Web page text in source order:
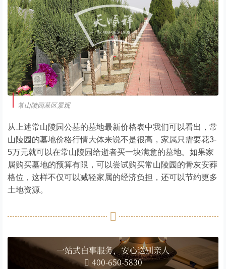
常山陵园墓区景观
从上述常山陵园公墓的墓地最新价格表中我们可以看出，常
山陵园的墓地价格行情大体来说不是很高，家属只需要花3-
5万元就可以在常山陵园给逝者买一块满意的墓地。如果家
属购买墓地的预算有限，可以尝试购买常山陵园的骨灰安葬
格位，这样不仅可以减轻家属的经济负担，还可以节约更多
土地资源。
一站式白事服务，安心送别亲人
400-650-5830